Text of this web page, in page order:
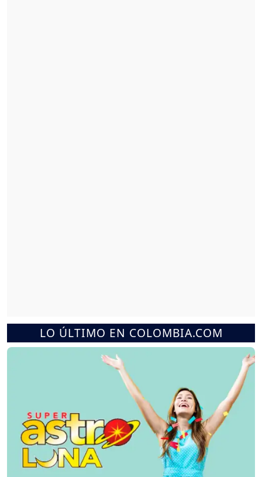
LO ÚLTIMO EN COLOMBIA.COM